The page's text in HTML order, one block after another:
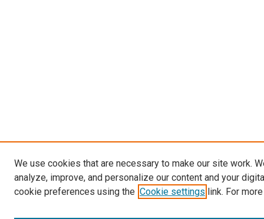
We use cookies that are necessary to make our site work.
analyze, improve, and personalize our content and your
cookie preferences using the Cookie settings link. For